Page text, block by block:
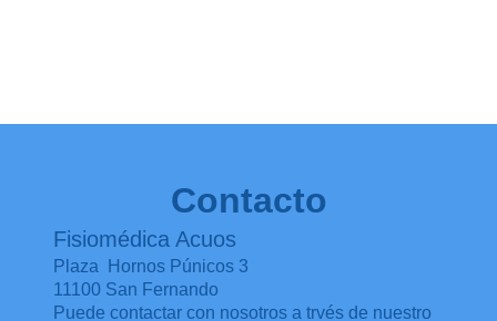
Contacto
Fisiomédica Acuos
Plaza Hornos Púnicos 3
11100 San Fernando
Puede contactar con nosotros a trvés de nuestro